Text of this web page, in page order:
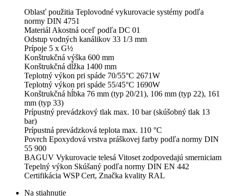
Oblasť použitia Teplovodné vykurovacie systémy podľa
normy DIN 4751
Materiál Akostná oceľ podľa DC 01
Odstup vodných kanálikov 33 1/3 mm
Prípoje 5 x G½
Konštrukčná výška 600 mm
Konštrukčná dĺžka 1400 mm
Teplotný výkon pri spáde 70/55°C 2671W
Teplotný výkon pri spáde 55/45°C 1690W
Konštrukčná hĺbka 76 mm (typ 20/21), 106 mm (typ 22), 161
mm (typ 33)
Prípustný prevádzkový tlak max. 10 bar (skúšobný tlak 13
bar)
Prípustná prevádzková teplota max. 110 °C
Povrch Epoxydová vrstva práškovej farby podľa normy DIN
55 900
BAGUV Vykurovacie telesá Vitoset zodpovedajú smerniciam
Tepelný výkon Skúšaný podľa normy DIN EN 442
Certifikácia WSP Cert, Značka kvality RAL
Na stiahnutie